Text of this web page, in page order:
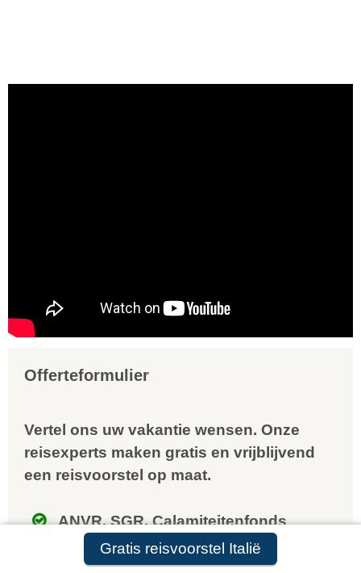
Gratis reisvoorstel Italië
Offerteformulier
Vertel ons uw vakantie wensen. Onze
reisexperts maken gratis en vrijblijvend
een reisvoorstel op maat.
ANVR, SGR, Calamiteitenfonds
9,8 in 569 klantenreviews
Persoonlijk contact met expert